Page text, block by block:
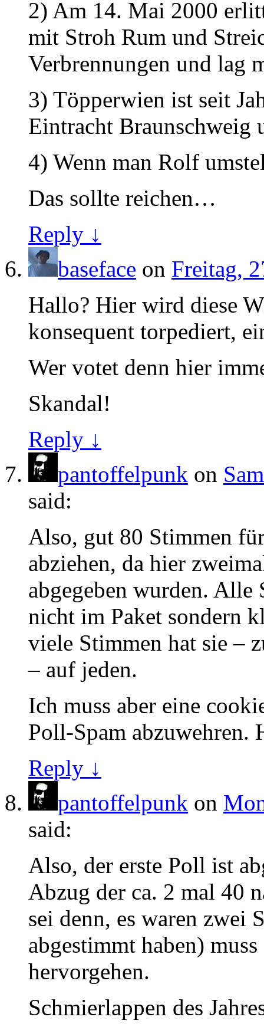
2) Am 14. Mai 2000
mit Stroh Rum und
Verbrennungen und lag
3) Töpperwien ist seit
Eintracht Braunschweig
4) Wenn man Rolf
Das sollte reichen…
Reply ↓
baseface on Freitag,
Hallo? Hier wird diese
konsequent torpediert,
Wer votet denn hier
Skandal!
Reply ↓
pantoffelpunk on
said:
Also, gut 80 Stimmen
abziehen, da hier
abgegeben wurden. Alle
nicht im Paket sondern
viele Stimmen hat sie –
– auf jeden.
Ich muss aber eine
Poll-Spam abzuwehren.
Reply ↓
pantoffelpunk on
said:
Also, der erste Poll ist
Abzug der ca. 2 mal 40
sei denn, es waren zwei
abgestimmt haben)
hervorgehen.
Schmierlappen des